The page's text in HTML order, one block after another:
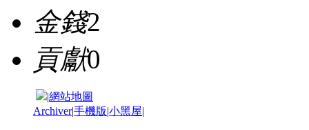
金錢2
貢獻0
|網站地圖
Archiver|手機版|小黑屋|